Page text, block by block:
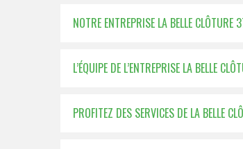
NOTRE ENTREPRISE LA BELLE
L’ÉQUIPE DE L’ENTREPRISE LA BELLE
PROFITEZ DES SERVICES DE LA BELLE